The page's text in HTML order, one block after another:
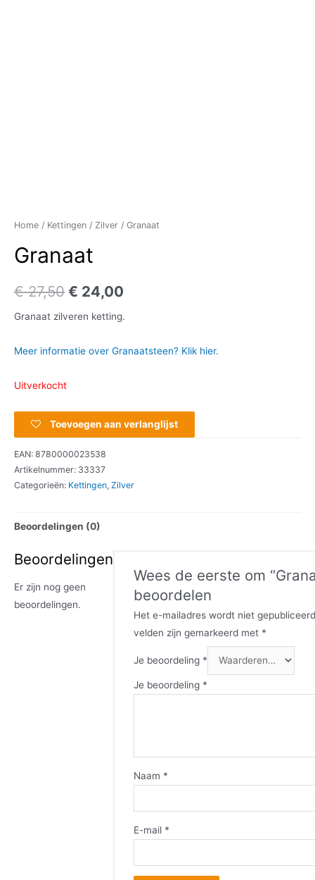
Home / Kettingen / Zilver / Granaat
Granaat
€27,50 € 24,00
Granaat zilveren ketting.
Meer informatie over Granaatsteen? Klik hier.
Uitverkocht
Toevoegen aan verlanglijst
EAN: 8780000023538
Artikelnummer: 33337
Categorieën: Kettingen, Zilver
Beoordelingen (0)
Beoordelingen
Er zijn nog geen
beoordelingen.
Wees de eerste om
beoordelen
Het e-mailadres wordt niet
velden zijn gemarkeerd met *
Je beoordeling *
Je beoordeling *
Naam *
E-mail *